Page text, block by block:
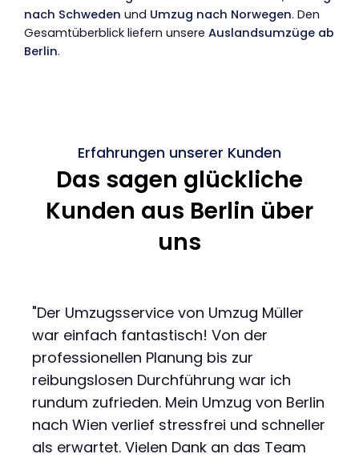
nach Schweden und Umzug nach Norwegen. Den
Gesamtüberblick liefern unsere Auslandsumzüge ab
Berlin.
Erfahrungen unserer Kunden
Das sagen glückliche
Kunden aus Berlin über
uns
"Der Umzugsservice von Umzug Müller
war einfach fantastisch! Von der
professionellen Planung bis zur
reibungslosen Durchführung war ich
rundum zufrieden. Mein Umzug von Berlin
nach Wien verlief stressfrei und schneller
als erwartet. Vielen Dank an das Team